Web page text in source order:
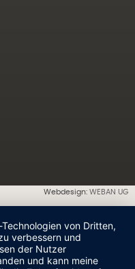
Webdesign:WEBAN UG
von Dritten,
verbessern und
der Nutzer
und kann meine